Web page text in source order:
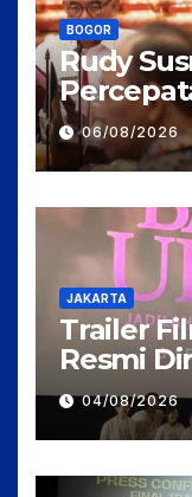
BOGOR
Rudy
untuk
06/08/2026
JAKARTA
Trailer
Resmi
Kisah
Fanny
04/08/2026